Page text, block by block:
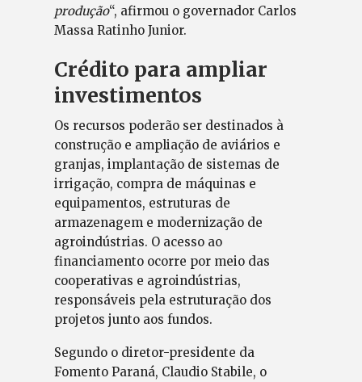
produção“, afirmou o governador Carlos
Massa Ratinho Junior.
Crédito para ampliar
investimentos
Os recursos poderão ser destinados à
construção e ampliação de aviários e
granjas, implantação de sistemas de
irrigação, compra de máquinas e
equipamentos, estruturas de
armazenagem e modernização de
agroindústrias. O acesso ao
financiamento ocorre por meio das
cooperativas e agroindústrias,
responsáveis pela estruturação dos
projetos junto aos fundos.
Segundo o diretor-presidente da
Fomento Paraná, Claudio Stabile, o